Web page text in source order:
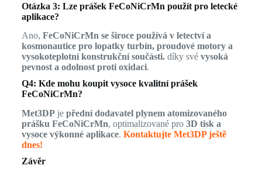
Otázka 3: Lze prášek FeCoNiCrMn použít pro letecké
aplikace?
Ano, FeCoNiCrMn se široce používá v letectví a
kosmonautice pro lopatky turbín, proudové motory a
vysokoteplotní konstrukční součásti.díky své vysoká
pevnost a odolnost proti oxidaci.
Q4: Kde mohu koupit vysoce kvalitní prášek
FeCoNiCrMn?
Met3DPje přední dodavatel plynem atomizovaného
prášku FeCoNiCrMn, optimalizované pro 3D tisk a
vysoce výkonné aplikace. Kontaktujte Met3DP ještě
dnes!
Závěr